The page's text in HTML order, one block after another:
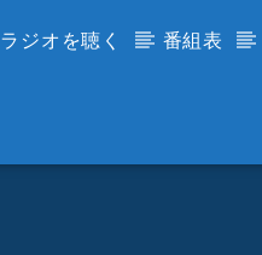
ラジオを聴く 番組表